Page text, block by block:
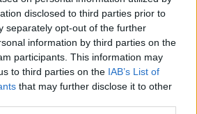
disclosed to third parties prior to
separately opt-out of the further
information by third parties on the
participants. This information may
to third parties on the IAB’s List of
that may further disclose it to other
sikeresen szerepeltek a hazai
Talentben, idén voltak a Monte Carlo
és nemrégiben ismét felléptek
fellépést annak ellenére is
Máté Bence egy háromórás kemény
a csuklóját. A táncos elárulta, hogy